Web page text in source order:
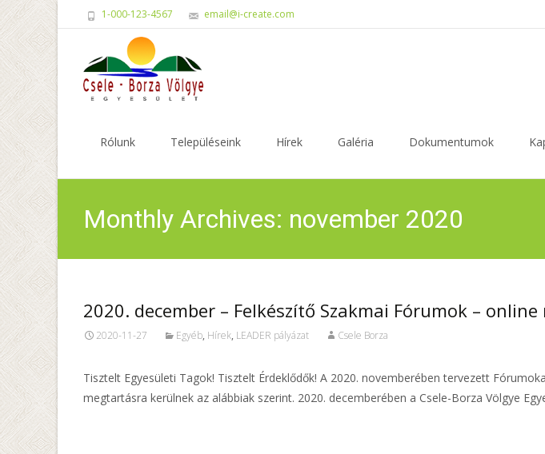
1-000-123-4567 email@i-create.com
Rólunk Településeink Hírek Galéria Dokumentumok
Monthly Archives: november 2020
2020. december – Felkészítő Szakmai Fórumok –
2020-11-27 Egyéb, Hírek, LEADER pályázat Csele Borza
Tisztelt Egyesületi Tagok! Tisztelt Érdeklődők! A 2020. novemberében tervezett
megtartásra kerülnek az alábbiak szerint. 2020. decemberében a Csele-Borza Völgye